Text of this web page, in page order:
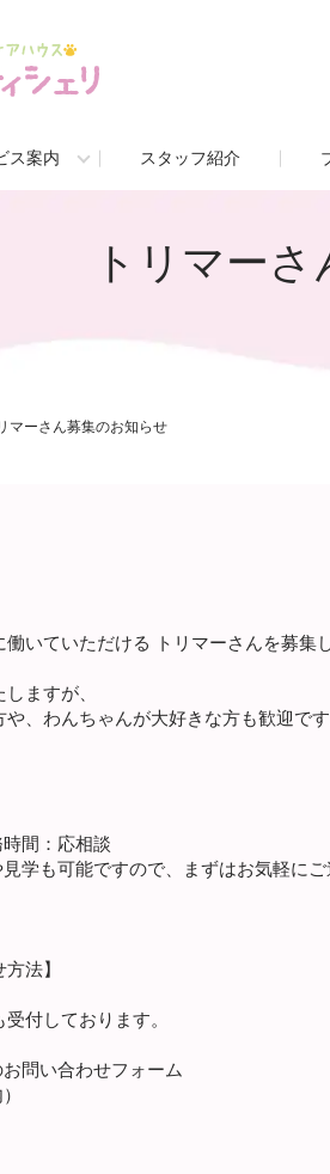
ス案内 スタッフ紹介
トリマー
マーさん募集のお知らせ
いていただける トリマーさんを募集
ますが、
、わんちゃんが大好きな方も歓迎です
間：応相談
学も可能ですので、まずはお気軽にご
法】
付しております。
問い合わせフォーム